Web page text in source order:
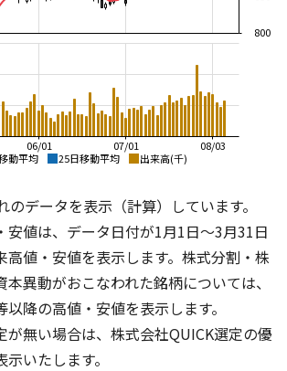
動平均 25日移動平均 出来高(千)
08/03
07/01
06/01
800
700
1,000
1,100
200
800
1,000
のデータを表示（計算）しています。
安値は、データ日付が1月1日～3月31日
高値・安値を表示します。株式分割・株
本異動がおこなわれた銘柄については、
降の高値・安値を表示します。
が無い場合は、株式会社QUICK選定の優
いたします。